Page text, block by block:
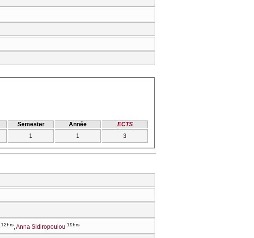
Semester Année
ECTS
1 1 3
12hrs Anna Sidiropoulou 19hrs